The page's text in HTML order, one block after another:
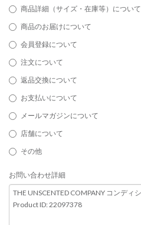
商品詳細（サイズ・在庫等）について
商品のお届けについて
会員登録について
注文について
返品交換について
お支払いについて
メールマガジンについて
店舗について
その他
お問い合わせ詳細